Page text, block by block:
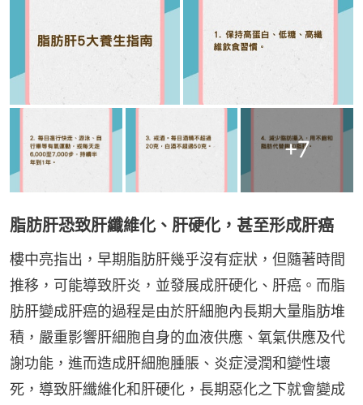
+7
脂肪肝恐致肝纖維化、肝硬化，甚至形成肝癌
樓中亮指出，早期脂肪肝幾乎沒有症狀，但隨著時間
推移，可能導致肝炎，並發展成肝硬化、肝癌。而脂
肪肝變成肝癌的過程是由於肝細胞內長期大量脂肪堆
積，嚴重影響肝細胞自身的血液供應、氧氣供應及代
謝功能，進而造成肝細胞腫脹、炎症浸潤和變性壞
死，導致肝纖維化和肝硬化，長期惡化之下就會變成